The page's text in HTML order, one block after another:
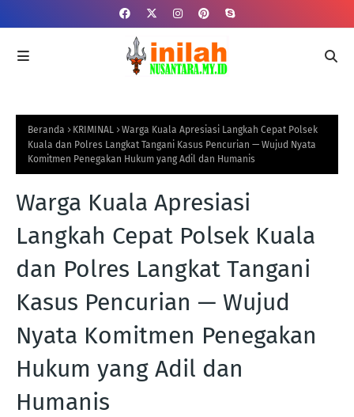
Beranda KRIMINAL
Warga Kuala Apresiasi Langkah Cepat Polsek
Kuala dan Polres Langkat Tangani Kasus Pencurian — Wujud Nyata
Komitmen Penegakan Hukum yang Adil dan Humanis
Warga Kuala Apresiasi
Langkah Cepat Polsek Kuala
dan Polres Langkat Tangani
Kasus Pencurian — Wujud
Nyata Komitmen Penegakan
Hukum yang Adil dan
Humanis